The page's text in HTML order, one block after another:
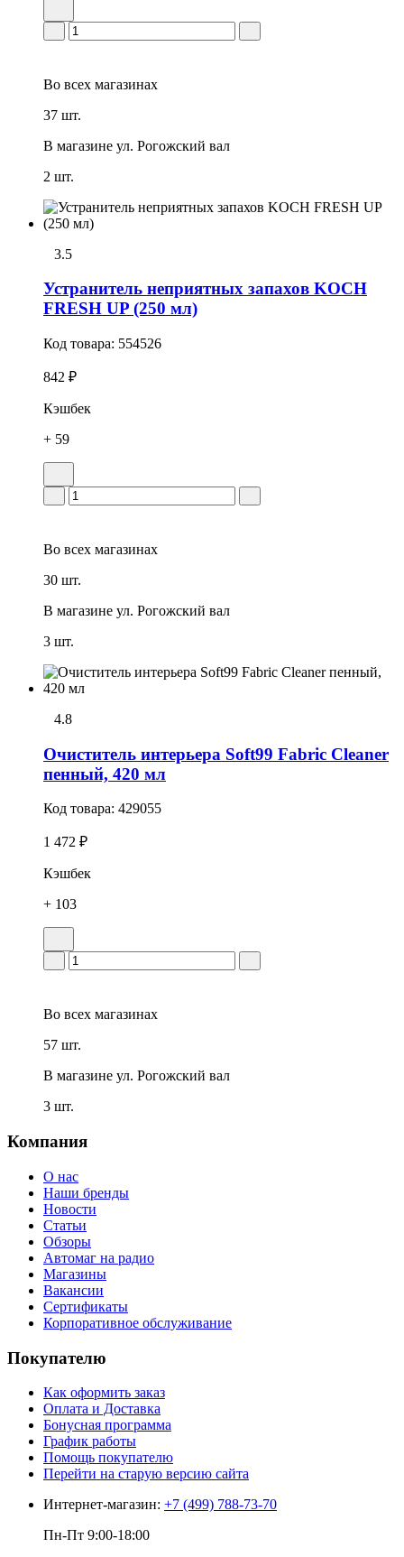
Во всех магазинах
37 шт.
В магазине ул. Рогожский вал
2 шт.
3.5
Устранитель неприятных запахов KOCH
FRESH UP (250 мл)
Код товара: 554526
842 ₽
Кэшбек
+ 59
Во всех магазинах
30 шт.
В магазине ул. Рогожский вал
3 шт.
4.8
Очиститель интерьера Soft99 Fabric Cleaner
пенный, 420 мл
Код товара: 429055
1 472 ₽
Кэшбек
+ 103
Во всех магазинах
57 шт.
В магазине ул. Рогожский вал
3 шт.
Компания
О нас
Наши бренды
Новости
Статьи
Обзоры
Автомаг на радио
Магазины
Вакансии
Сертификаты
Корпоративное обслуживание
Покупателю
Как оформить заказ
Оплата и Доставка
Бонусная программа
График работы
Помощь покупателю
Перейти на старую версию сайта
Интернет-магазин: +7 (499) 788-73-70
Пн-Пт 9:00-18:00